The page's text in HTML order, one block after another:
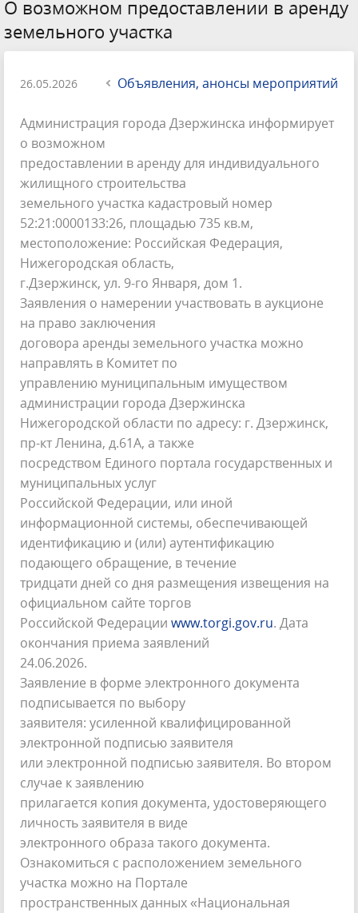
О возможном предоставлении в аренду
земельного участка
26.05.2026 Объявления, анонсы мероприятий
Администрация города Дзержинска информирует
о возможном
предоставлении в аренду для индивидуального
жилищного строительства
земельного участка кадастровый номер
52:21:0000133:26, площадью 735 кв.м,
местоположение: Российская Федерация,
Нижегородская область,
г.Дзержинск, ул. 9-го Января, дом 1.
Заявления о намерении участвовать в аукционе
на право заключения
договора аренды земельного участка можно
направлять в Комитет по
управлению муниципальным имуществом
администрации города Дзержинска
Нижегородской области по адресу: г. Дзержинск,
пр-кт Ленина, д.61А, а также
посредством Единого портала государственных и
муниципальных услуг
Российской Федерации, или иной
информационной системы, обеспечивающей
идентификацию и (или) аутентификацию
подающего обращение, в течение
тридцати дней со дня размещения извещения на
официальном сайте торгов
Российской Федерации www.torgi.gov.ru. Дата
окончания приема заявлений
24.06.2026.
Заявление в форме электронного документа
подписывается по выбору
заявителя: усиленной квалифицированной
электронной подписью заявителя
или электронной подписью заявителя. Во втором
случае к заявлению
прилагается копия документа, удостоверяющего
личность заявителя в виде
электронного образа такого документа.
Ознакомиться с расположением земельного
участка можно на Портале
пространственных данных «Национальная